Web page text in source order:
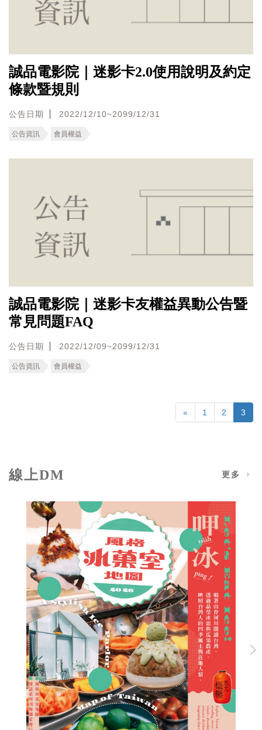
誠品電影院｜迷影卡2.0使用說明及約定
條款暨規則
公告日期 2022/12/10~2099/12/31
公告資訊 會員權益
誠品電影院｜迷影卡友權益異動公告暨
常見問題FAQ
公告日期 2022/12/09~2099/12/31
公告資訊 會員權益
« 1 2 3
線上DM 更多